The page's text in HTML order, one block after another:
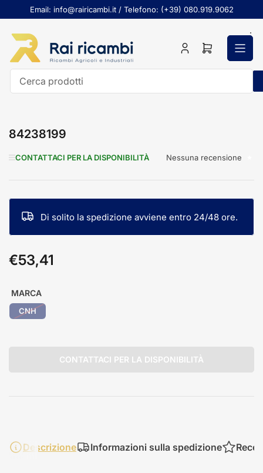
al
contenuto
Email: info@rairicambi.it / Telefono: (+39) 080.919.9062
AccediApri
84238199
CONTATTACI PER LA DISPONIBILITÀ Nessuna recensione
Di solito la spedizione avviene entro 24/48 ore.
Prezzo
standard
€53,41
MARCA
CNH
CONTATTACI PER LA DISPONIBILITÀ
Descrizione Informazioni sulla spedizione